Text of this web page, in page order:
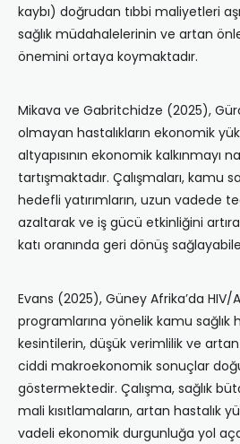
kaybı) doğrudan tıbbi maliyetleri
sağlık müdahalelerinin ve artan
önemini ortaya koymaktadır.
Mikava ve Gabritchidze (2025),
olmayan hastalıkların ekonomik
altyapısının ekonomik kalkınmayı
tartışmaktadır. Çalışmaları, kamu
hedefli yatırımların, uzun vadede
azaltarak ve iş gücü etkinliğini
katı oranında geri dönüş
Evans (2025), Güney Afrika’da HIV/
programlarına yönelik kamu sağlık
kesintilerin, düşük verimlilik ve
ciddi makroekonomik sonuçlar
göstermektedir. Çalışma, sağlık
mali kısıtlamaların, artan hastalık
vadeli ekonomik durgunluğa yol